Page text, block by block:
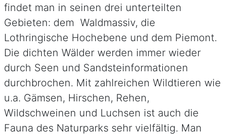
findet man in seinen drei unterteilten
Gebieten: dem Waldmassiv, die
Lothringische Hochebene und dem Piemont.
Die dichten Wälder werden immer wieder
durch Seen und Sandsteinformationen
durchbrochen. Mit zahlreichen Wildtieren wie
u.a. Gämsen, Hirschen, Rehen,
Wildschweinen und Luchsen ist auch die
Fauna des Naturparks sehr vielfältig. Man